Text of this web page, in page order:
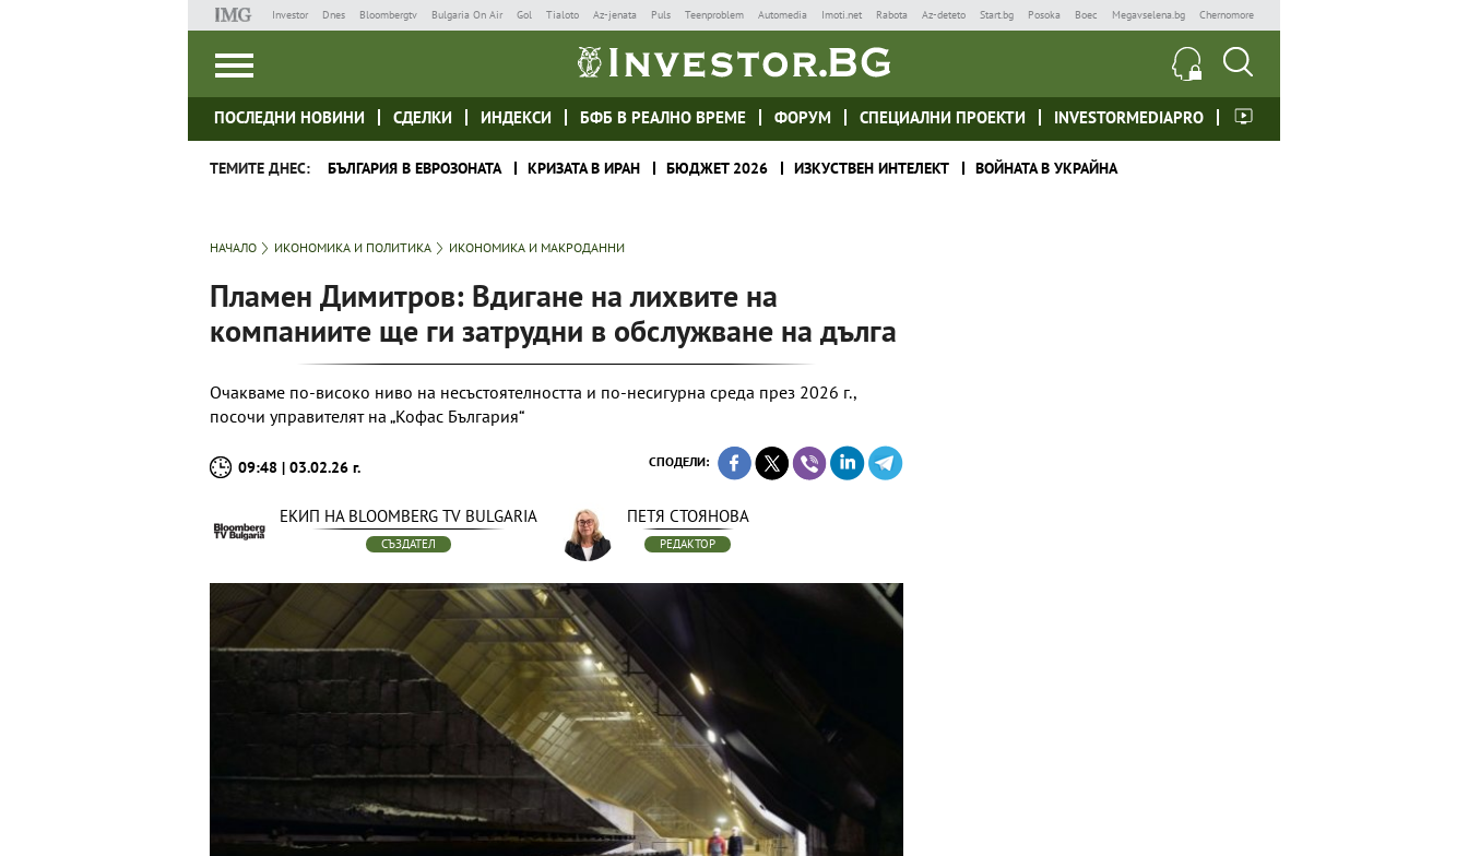
Investor Dnes Bloombergtv Bulgaria On Air Gol Tialoto Az-jenata Puls Teenproblem Automedia Imoti.net Rabota Az-deteto Start.bg Posoka Boec Megavselena.bg Chernomore
ПОСЛЕДНИ НОВИНИ СДЕЛКИ ИНДЕКСИ БФБ В РЕАЛНО ВРЕМЕ ФОРУМ СПЕЦИАЛНИ ПРОЕКТИ INVESTORMEDIAPRO
ТЕМИТЕ ДНЕС: БЪЛГАРИЯ В ЕВРОЗОНАТА КРИЗАТА В ИРАН БЮДЖЕТ 2026 ИЗКУСТВЕН ИНТЕЛЕКТ ВОЙНАТА В УКРАЙНА
НАЧАЛО ИКОНОМИКА И ПОЛИТИКА ИКОНОМИКА И МАКРОДАННИ
Пламен Димитров: Вдигане на лихвите на
компаниите ще ги затрудни в обслужване на дълга
Очакваме по-високо ниво на несъстоятелността и по-несигурна среда през 2026 г.,
посочи управителят на „Кофас България“
09:48 | 03.02.26 г. СПОДЕЛИ:
ЕКИП НА BLOOMBERG TV BULGARIA
СЪЗДАТЕЛ
ПЕТЯ СТОЯНОВА
РЕДАКТОР